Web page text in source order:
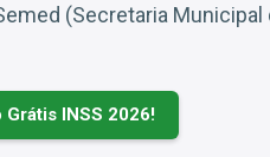
(Secretaria Municipal
INSS 2026!